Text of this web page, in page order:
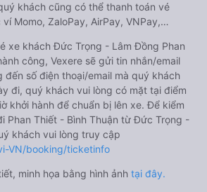
khách cũng có thể thanh toán vé
Momo, ZaloPay, AirPay, VNPay,…
xe khách Đức Trọng - Lâm Đồng Phan
công, Vexere sẽ gửi tin nhắn/email
đến số điện thoại/email mà quý khách
đi, quý khách vui lòng có mặt tại điểm
khởi hành để chuẩn bị lên xe. Để kiểm
Phan Thiết - Bình Thuận từ Đức Trọng -
khách vui lòng truy cập
VN/booking/ticketinfo
minh họa bằng hình ảnh tại đây.